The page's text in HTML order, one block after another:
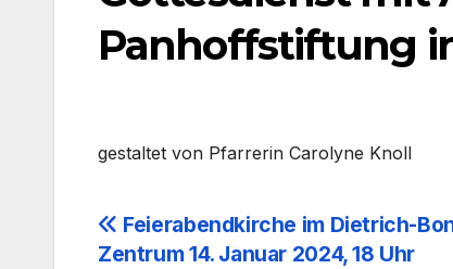
Panhoffstiftung
gestal­tet von Pfar­re­rin Caro­ly­ne Knoll
Beitragsnavigation
Feierabendkirche im Dietrich-
Zentrum 14. Januar 2024, 18 Uhr